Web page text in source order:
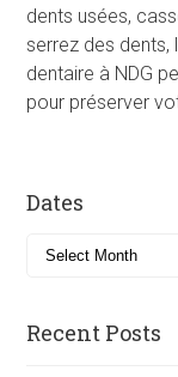
dents usées,
serrez des dents,
dentaire à NDG
pour préserver
Dates
Recent Posts